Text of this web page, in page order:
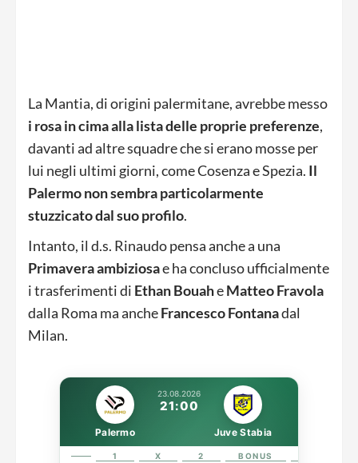
La Mantia, di origini palermitane, avrebbe messo
i rosa in cima alla lista delle proprie preferenze,
davanti ad altre squadre che si erano mosse per
lui negli ultimi giorni, come Cosenza e Spezia. Il
Palermo non sembra particolarmente
stuzzicato dal suo profilo.
Intanto, il d.s. Rinaudo pensa anche a una
Primavera ambiziosae ha concluso ufficialmente
i trasferimenti di Ethan BouaheMatteo Fravola
dalla Roma ma ancheFrancesco Fontanadal
Milan.
23.08.2026
21:00
Palermo Juve Stabia
1 X 2 BONUS